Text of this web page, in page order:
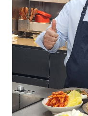
성
일
성
자
부